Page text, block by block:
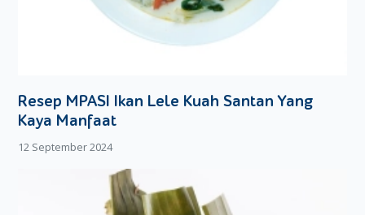
Resep MPASI Ikan Lele Kuah Santan Yang
Kaya Manfaat
12 September 2024